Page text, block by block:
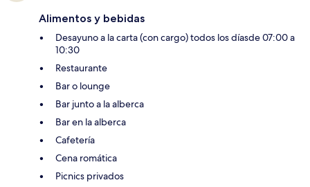
Alimentos y bebidas
Desayuno a la carta (con cargo) todos los díasde 07:00 a
10:30
Restaurante
Bar o lounge
Bar junto a la alberca
Bar en la alberca
Cafetería
Cena romática
Picnics privados